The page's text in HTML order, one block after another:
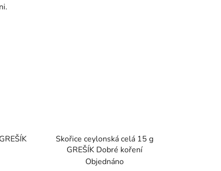
Skořice ceylonská celá 15 g
GREŠÍK Dobré koření
Objednáno